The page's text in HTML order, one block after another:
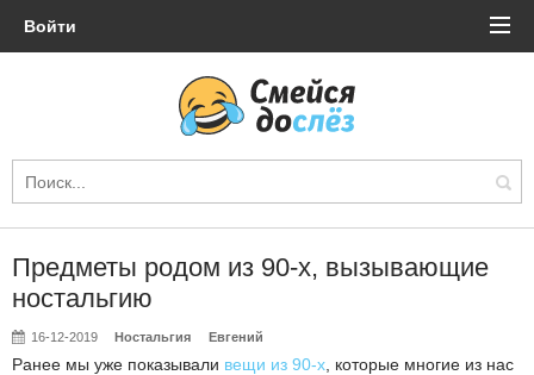
Войти
Предметы родом из 90-х, вызывающие
ностальгию
16-12-2019 Ностальгия Евгений
Ранее мы уже показывали вещи из 90-х , которые многие из нас